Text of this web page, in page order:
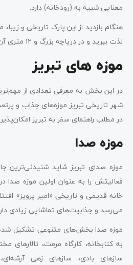
معنایی شبیه به (رودخانه) دارد.
هنگام بازدید از این پارک تاریخی و
لذت ببرید و در دریاچه بزرگ و ۱۲ متری آن قایق‌سواری کنید.
موزه های تبریز
در این بخش به معرفی تعدادی از
شهر تاریخی تبریز موزه‌های جذاب و
در مطلب راهنمای سفر به تبریز
موزه صدا
فعالیتش را به عنوان اولین موزه صدا
خانه قدیمی و تاریخی «امیر پرویز»
می‌رسد و جذابیت‌های تماشایی زیادی
موزه صدا بخش‌های متنوعی تشکیل
به کتابخانه، کارگاه مرمت، تالارهای
سازهای بادی، سازهای زهی